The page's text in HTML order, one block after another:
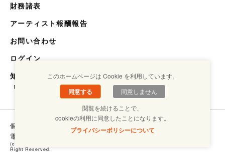
財務諸表
アーティスト報酬報告
お問い合わせ
ログイン
知らない世界を知るメディア
「キクエスト」
個人情報保護方針
コンプライアンスについて
電子ブックラボ
(c) Copyright SHOUGAISHA JIRITSU SUISHIN KIKOU ASSOCIATION. ALL
Right Reserved.
このホームページは Cookie を利用しています。
同意する
同意しません
閲覧を続けることで、
cookieの利用に同意したことになります。
プライバシーポリシーについて